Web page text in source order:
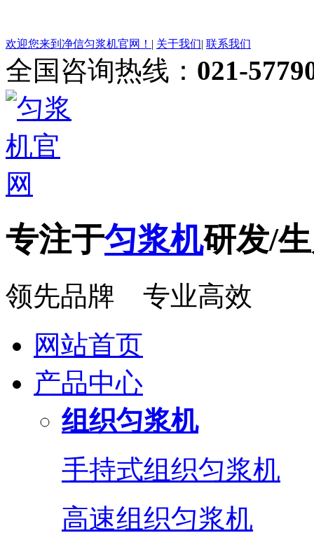
欢迎您来到净信匀浆机官网！ | 关于我们| 联系我们
全国咨询热线： 021-
专注于匀浆机研发/
领先品牌 专业高效
网站首页
产品中心
组织匀浆机
手持式组织匀浆机
高速组织匀浆机